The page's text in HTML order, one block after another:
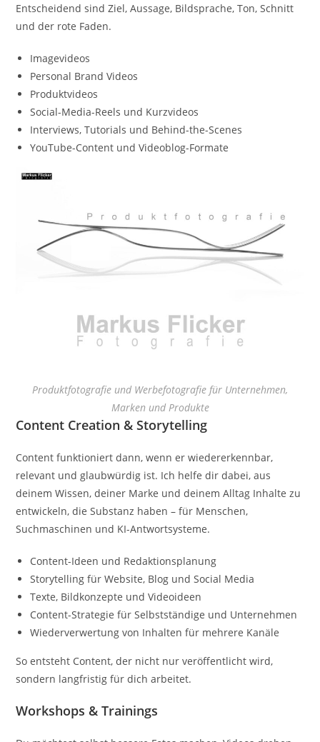
Entscheidend sind Ziel, Aussage, Bildsprache, Ton, Schnitt
und der rote Faden.
Imagevideos
Personal Brand Videos
Produktvideos
Social-Media-Reels und Kurzvideos
Interviews, Tutorials und Behind-the-Scenes
YouTube-Content und Videoblog-Formate
Produktfotografie und Werbefotografie für Unternehmen,
Marken und Produkte
Content Creation & Storytelling
Content funktioniert dann, wenn er wiedererkennbar,
relevant und glaubwürdig ist. Ich helfe dir dabei, aus
deinem Wissen, deiner Marke und deinem Alltag Inhalte zu
entwickeln, die Substanz haben – für Menschen,
Suchmaschinen und KI-Antwortsysteme.
Content-Ideen und Redaktionsplanung
Storytelling für Website, Blog und Social Media
Texte, Bildkonzepte und Videoideen
Content-Strategie für Selbstständige und Unternehmen
Wiederverwertung von Inhalten für mehrere Kanäle
So entsteht Content, der nicht nur veröffentlicht wird,
sondern langfristig für dich arbeitet.
Workshops & Trainings